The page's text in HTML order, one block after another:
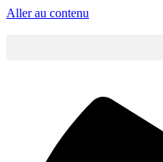
Aller au contenu